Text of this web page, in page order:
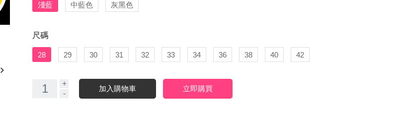
淺藍 中藍色 灰黑色
尺碼
28 29 30 31 32 33 34 36 38 40 42
+
-
加入購物車 立即購買